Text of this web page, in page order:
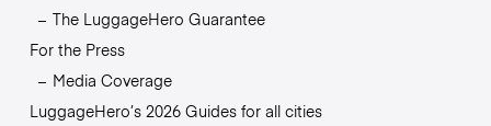
The LuggageHero Guarantee
For the Press
Media Coverage
LuggageHero’s 2026 Guides for all cities